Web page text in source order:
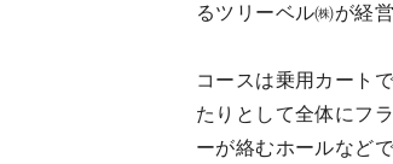
るツリーベル㈱が経
コースは乗用カート
たりとして全体にフ
ーが絡むホールなど